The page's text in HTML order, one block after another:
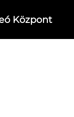
Központ